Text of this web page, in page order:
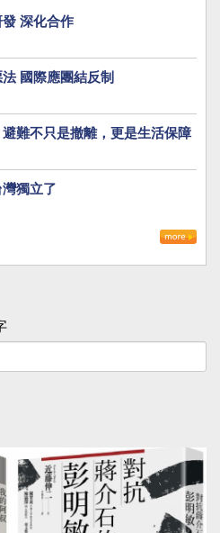
深化合作
國際應團結反制
難不只是撤離，更是生活保障
獨立了